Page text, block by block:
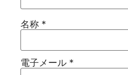
名称 *
電子メール *